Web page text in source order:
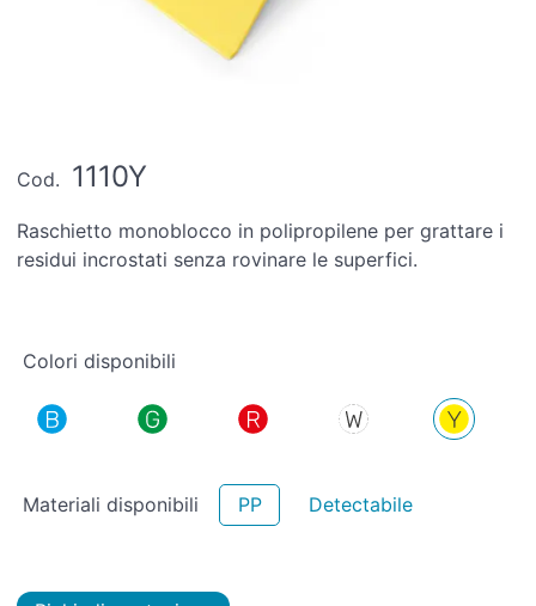
Cod. 1110Y
Raschietto monoblocco in polipropilene per grattare i
residui incrostati senza rovinare le superfici.
Colori disponibili
Materiali disponibili PP Detectabile